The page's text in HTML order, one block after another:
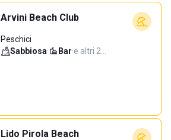
Arvini Beach Club
Peschici
Sabbiosa· Bar·e altri 2…
Lido Pirola Beach